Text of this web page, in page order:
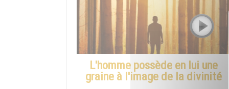
L'homme possède en lui une
graine à l'image de la divinité